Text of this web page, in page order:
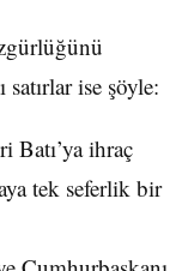
satırlar ise şöyle:
Batı’ya ihraç
tek seferlik bir